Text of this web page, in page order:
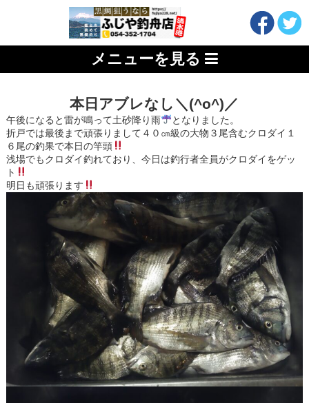
メニューを見る
本日アブレなし＼(^o^)／
午後になると雷が鳴って土砂降り雨
となりました。
折戸では最後まで頑張りまして４０㎝級の大物３尾含むクロダイ１
６尾の釣果で本日の竿頭
浅場でもクロダイ釣れており、今日は釣行者全員がクロダイをゲッ
ト
明日も頑張ります